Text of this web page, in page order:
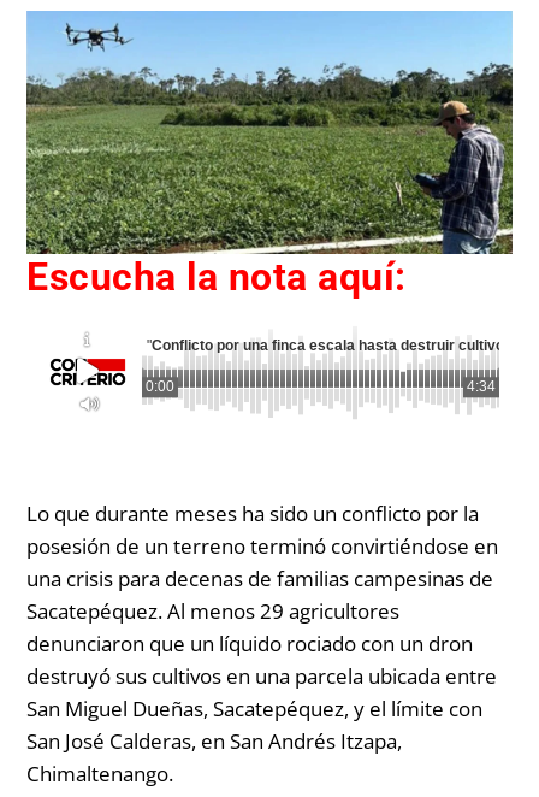
Escucha la nota aquí:
0:00 4:34
"Conflicto por una finca escala hasta destruir cultivos
Lo que durante meses ha sido un conflicto por la
posesión de un terreno terminó convirtiéndose en
una crisis para decenas de familias campesinas de
Sacatepéquez. Al menos 29 agricultores
denunciaron que un líquido rociado con un dron
destruyó sus cultivos en una parcela ubicada entre
San Miguel Dueñas, Sacatepéquez, y el límite con
San José Calderas, en San Andrés Itzapa,
Chimaltenango.